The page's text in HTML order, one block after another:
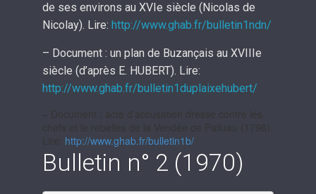
de ses environs au XVIe siècle (Nicolas de
Nicolay). Lire: http://www.ghab.fr/bulletin1ndn/
– Document : un plan de Buzançais au XVIIIe
siècle (d’après E. HUBERT). Lire:
http://www.ghab.fr/bulletin1duplaixehubert/
http://www.ghab.fr/bulletin1b/
Bulletin n° 2 (1970)